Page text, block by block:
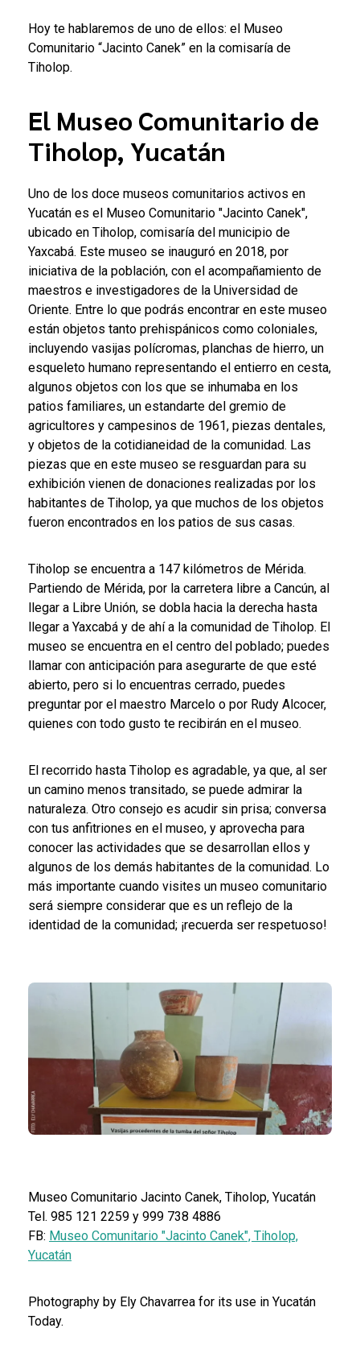
Hoy te hablaremos de uno de ellos: el Museo
Comunitario “Jacinto Canek” en la comisaría de
Tiholop.
El Museo Comunitario de
Tiholop, Yucatán
Uno de los doce museos comunitarios activos en
Yucatán es el Museo Comunitario "Jacinto Canek",
ubicado en Tiholop, comisaría del municipio de
Yaxcabá. Este museo se inauguró en 2018, por
iniciativa de la población, con el acompañamiento de
maestros e investigadores de la Universidad de
Oriente. Entre lo que podrás encontrar en este museo
están objetos tanto prehispánicos como coloniales,
incluyendo vasijas polícromas, planchas de hierro, un
esqueleto humano representando el entierro en cesta,
algunos objetos con los que se inhumaba en los
patios familiares, un estandarte del gremio de
agricultores y campesinos de 1961, piezas dentales,
y objetos de la cotidianeidad de la comunidad. Las
piezas que en este museo se resguardan para su
exhibición vienen de donaciones realizadas por los
habitantes de Tiholop, ya que muchos de los objetos
fueron encontrados en los patios de sus casas.
Tiholop se encuentra a 147 kilómetros de Mérida.
Partiendo de Mérida, por la carretera libre a Cancún, al
llegar a Libre Unión, se dobla hacia la derecha hasta
llegar a Yaxcabá y de ahí a la comunidad de Tiholop. El
museo se encuentra en el centro del poblado; puedes
llamar con anticipación para asegurarte de que esté
abierto, pero si lo encuentras cerrado, puedes
preguntar por el maestro Marcelo o por Rudy Alcocer,
quienes con todo gusto te recibirán en el museo.
El recorrido hasta Tiholop es agradable, ya que, al ser
un camino menos transitado, se puede admirar la
naturaleza. Otro consejo es acudir sin prisa; conversa
con tus anfitriones en el museo, y aprovecha para
conocer las actividades que se desarrollan ellos y
algunos de los demás habitantes de la comunidad. Lo
más importante cuando visites un museo comunitario
será siempre considerar que es un reflejo de la
identidad de la comunidad; ¡recuerda ser respetuoso!
Museo Comunitario Jacinto Canek, Tiholop, Yucatán
Tel. 985 121 2259 y 999 738 4886
FB: Museo Comunitario "Jacinto Canek", Tiholop,
Yucatán
Photography by Ely Chavarrea for its use in Yucatán
Today.